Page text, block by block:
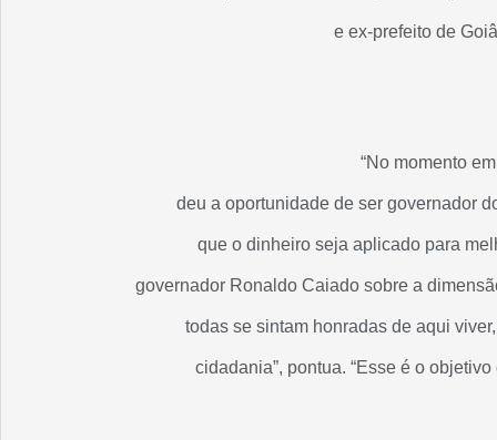
e ex-prefeito de
“No momento
deu a oportunidade de ser governador
que o dinheiro seja aplicado para
governador Ronaldo Caiado sobre a
todas se sintam honradas de aqui
cidadania”, pontua. “Esse é o